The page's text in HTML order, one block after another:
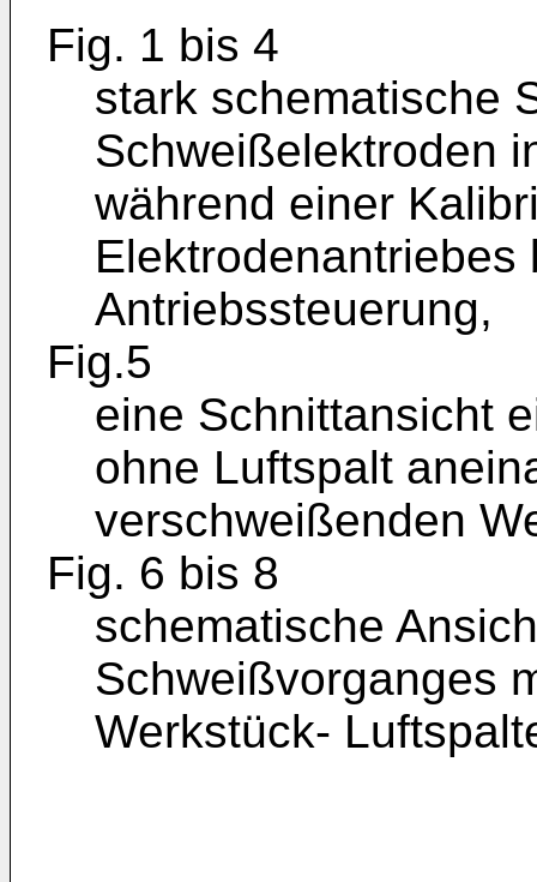
Fig. 1 bis 4
stark schematische
Schweißelektroden
während einer
Antriebssteuerung,
Fig.5
eine Schnittansicht
ohne Luftspalt
verschweißenden
Fig. 6 bis 8
schematische
Schweißvorganges
Werkstück-